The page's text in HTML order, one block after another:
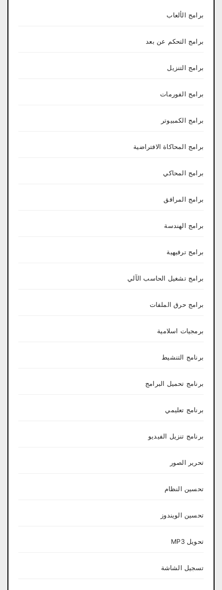
برامج الألعاب
برامج التحكم عن بعد
برامج التنزيل
برامج الفورمات
برامج الكمبيوتر
برامج المحاكاة الافتراضية
برامج المحاكي
برامج المرافق
برامج الهندسة
برامج ترفيهية
برامج تشغيل الحاسب الآلي
برامج حرق الملفات
برمجيات اسلامية
برنامج التنشيط
برنامج تحميل البرامج
برنامج تعليمي
برنامج تنزيل الفيديو
تحرير الصور
تحسين النظام
تحسين الويندوز
تحويل MP3
تسجيل الشاشة